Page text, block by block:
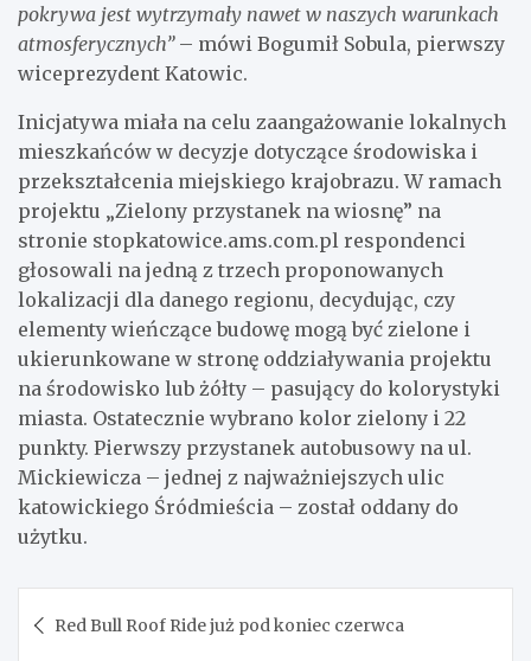
pokrywa jest wytrzymały nawet w naszych warunkach
atmosferycznych”– mówi Bogumił Sobula, pierwszy
wiceprezydent Katowic.
Inicjatywa miała na celu zaangażowanie lokalnych
mieszkańców w decyzje dotyczące środowiska i
przekształcenia miejskiego krajobrazu. W ramach
projektu „Zielony przystanek na wiosnę” na
stronie stopkatowice.ams.com.pl respondenci
głosowali na jedną z trzech proponowanych
lokalizacji dla danego regionu, decydując, czy
elementy wieńczące budowę mogą być zielone i
ukierunkowane w stronę oddziaływania projektu
na środowisko lub żółty – pasujący do kolorystyki
miasta. Ostatecznie wybrano kolor zielony i 22
punkty. Pierwszy przystanek autobusowy na ul.
Mickiewicza – jednej z najważniejszych ulic
katowickiego Śródmieścia – został oddany do
użytku.
wpisu
Red Bull Roof Ride już pod koniec czerwca